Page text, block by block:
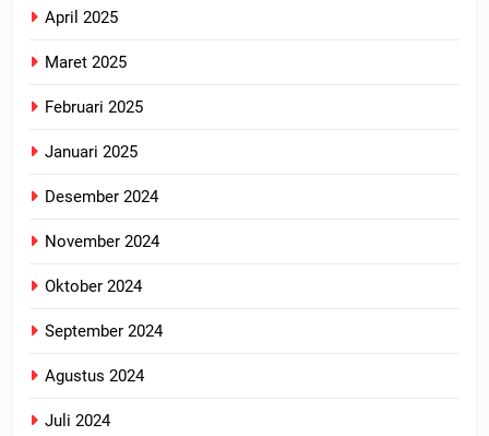
April 2025
Maret 2025
Februari 2025
Januari 2025
Desember 2024
November 2024
Oktober 2024
September 2024
Agustus 2024
Juli 2024